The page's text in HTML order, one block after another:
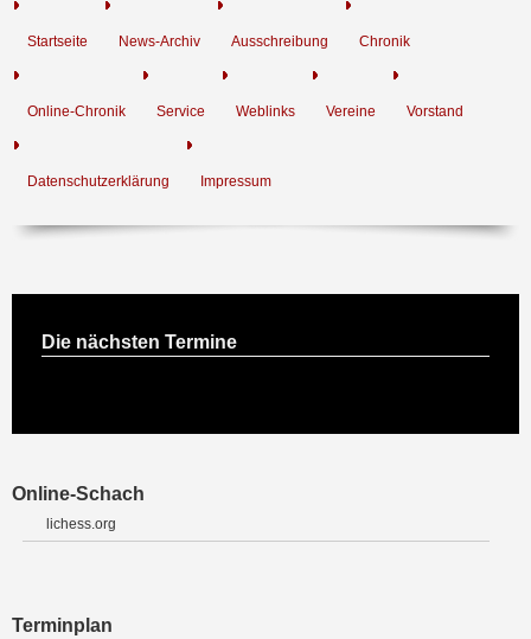
Startseite News-Archiv Ausschreibung Chronik
Online-Chronik Service Weblinks Vereine Vorstand
Datenschutzerklärung Impressum
Die nächsten Termine
Online-Schach
lichess.org
Terminplan